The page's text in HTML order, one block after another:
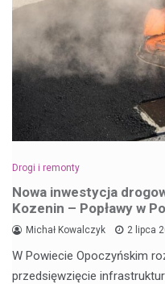
Drogi i remonty
Nowa inwestycja
Kozenin – Popławy w
Michał Kowalczyk 2 lipca
W Powiecie Opoczyńskim
przedsięwzięcie